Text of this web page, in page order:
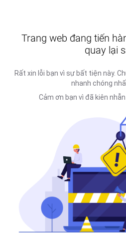
Trang web đang tiến
quay lại
Rất xin lỗi bạn vì sự bất tiện này.
nhanh chóng
Cảm ơn bạn vì đã kiên